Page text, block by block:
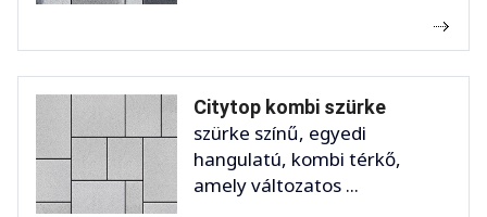
Citytop kombi szürke
szürke színű, egyedi
hangulatú, kombi térkő,
amely változatos ...